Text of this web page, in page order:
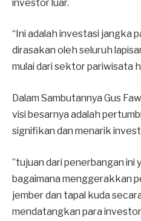
investor luar.
“Ini adalah investasi jangka
dirasakan oleh seluruh
mulai dari sektor pariwisata
Dalam Sambutannya Gus
visi besarnya adalah
signifikan dan menarik
”tujuan dari penerbangan ini
bagaimana menggerakkan
jember dan tapal kuda
mendatangkan para